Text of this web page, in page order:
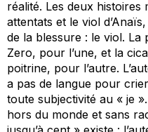
réalité. Les deux histoires
attentats et le viol
de la blessure : le viol. La
Zero, pour l’une, et la
poitrine, pour l’autre.
a pas de langue pour
toute subjectivité au « je
hors du monde et sans